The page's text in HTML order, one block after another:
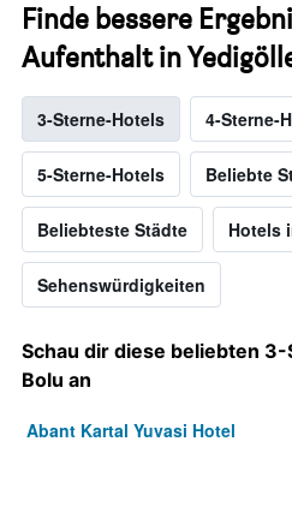
Finde bessere
Aufenthalt in
3-Sterne-Hotels 4-Sterne-
5-Sterne-Hotels Beliebte
Beliebteste Städte Hotels
Sehenswürdigkeiten
Schau dir diese beliebten
Bolu an
Abant Kartal Yuvasi Hotel